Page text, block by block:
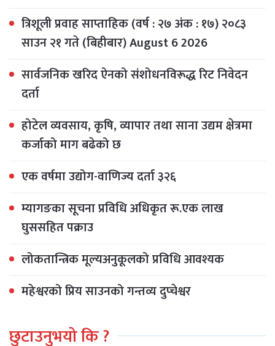
त्रिशूली प्रवाह साप्ताहिक (वर्ष : २७ अंक : १७) २०८३
साउन २१ गते (बिहीबार) August 6 2026
सार्वजनिक खरिद ऐनको संशोधनविरूद्ध रिट निवेदन
दर्ता
होटेल व्यवसाय, कृषि, व्यापार तथा साना उद्यम क्षेत्रमा
कर्जाको माग बढेको छ
एक वर्षमा उद्योग-वाणिज्य दर्ता ३२६
म्यागङका सूचना प्रविधि अधिकृत रू.एक लाख
घुससहित पक्राउ
लोकतान्त्रिक मूल्यअनुकूलको प्रविधि आवश्यक
महेश्वरको प्रिय साउनको गन्तव्य दुप्चेश्वर
छुटाउनुभयो कि ?